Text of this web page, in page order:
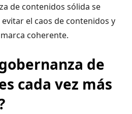
de contenidos sólida se
el caos de contenidos y
coherente.
de
cada vez más